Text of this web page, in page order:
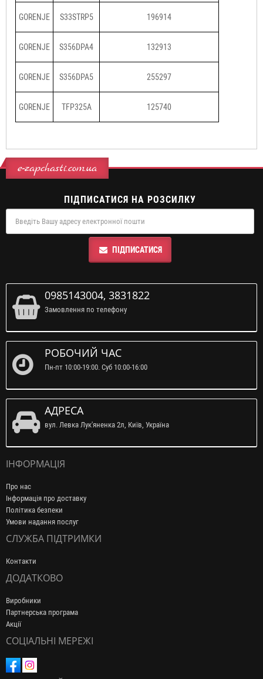
GORENJE S33STRP5 196914
GORENJE S356DPA4 132913
GORENJE S356DPA5 255297
GORENJE TFP325A 125740
e-zapchasti.com.ua
ПІДПИСАТИСЯ НА РОЗСИЛКУ
ПІДПИСАТИСЯ
0985143004, 3831822
Замовлення по телефону
РОБОЧИЙ ЧАС
Пн-пт 10:00-19:00. Суб 10:00-16:00
АДРЕСА
вул. Левка Лук'яненка 2л, Київ, Україна
ІНФОРМАЦІЯ
Про нас
Інформація про доставку
Політика безпеки
Умови надання послуг
СЛУЖБА ПІДТРИМКИ
Контакти
ДОДАТКОВО
Виробники
Партнерська програма
Акції
СОЦІАЛЬНІ МЕРЕЖІ